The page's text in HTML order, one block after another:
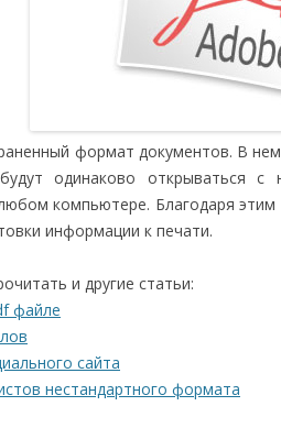
формат документов. В
одинаково открываться с
компьютере. Благодаря
информации к печати.
и другие статьи:
файле
сайта
нестандартного формата